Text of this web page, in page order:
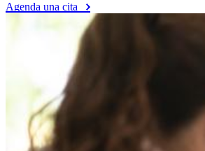
Agenda una cita